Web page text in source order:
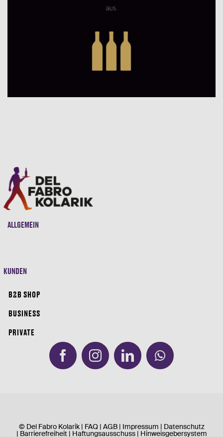
ALLGEMEIN
KUNDEN
B2B SHOP
BUSINESS
PRIVATE
© Del Fabro Kolarik | FAQ| AGB| Impressum | Datenschutz
| Barrierefreiheit | Haftungsausschuss| Hinweisgebersystem